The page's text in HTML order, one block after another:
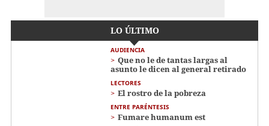
LO ÚLTIMO
AUDIENCIA
Que no le de tantas largas al
asunto le dicen al general retirado
LECTORES
El rostro de la pobreza
ENTRE PARÉNTESIS
Fumare humanum est